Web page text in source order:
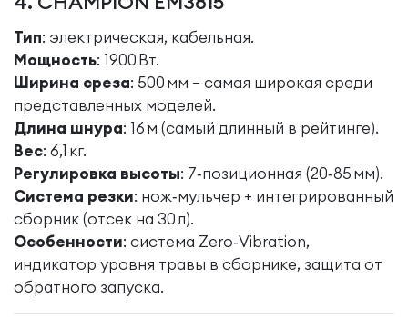
Тип: электрическая, кабельная.
Мощность: 1900 Вт.
Ширина среза: 500 мм – самая широкая среди
представленных моделей.
Длина шнура: 16 м (самый длинный в рейтинге).
Вес: 6,1 кг.
Регулировка высоты: 7‑позиционная (20‑85 мм).
Система резки: нож‑мульчер + интегрированный
сборник (отсек на 30 л).
Особенности: система Zero‑Vibration,
индикатор уровня травы в сборнике, защита от
обратного запуска.